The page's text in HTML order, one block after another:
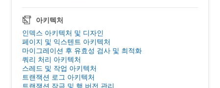
아키텍처
인덱스 아키텍처 및 디자인
페이지 및 익스텐트 아키텍처
마이그레이션 후 유효성 검사 및 최적화
쿼리 처리 아키텍처
스레드 및 작업 아키텍처
트랜잭션 로그 아키텍처
트랜잭션 잠금 및 행 버전 관리